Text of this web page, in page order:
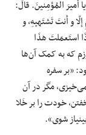
أمیرَالمُؤمِنینَ.قالَ:
إلّاوأنتَتَشتَهیهِ، و
استَعمَلتَهذَا
که به کمک آن‌ها
«بر سفره
مگر در آن
، خودت را بر خَلا
شوی».